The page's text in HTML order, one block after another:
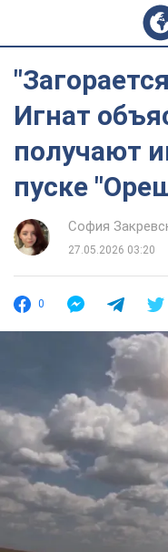
Игнат
получают
пуске
София
27.05.2026 03:20
0